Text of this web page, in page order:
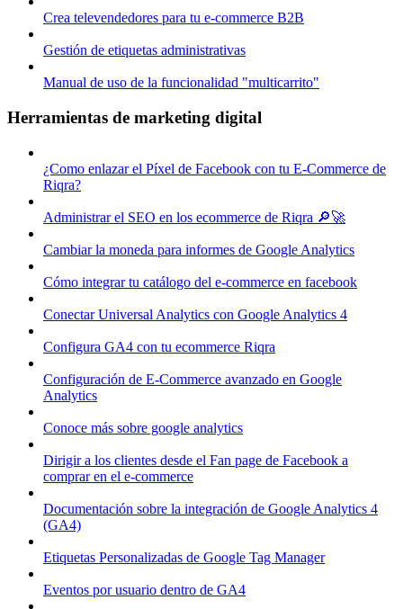
Crea televendedores para tu e-commerce B2B
Gestión de etiquetas administrativas
Manual de uso de la funcionalidad "multicarrito"
Herramientas de marketing digital
¿Como enlazar el Píxel de Facebook con tu E-Commerce de
Riqra?
Administrar el SEO en los ecommerce de Riqra 🔎🚀
Cambiar la moneda para informes de Google Analytics
Cómo integrar tu catálogo del e-commerce en facebook
Conectar Universal Analytics con Google Analytics 4
Configura GA4 con tu ecommerce Riqra
Configuración de E-Commerce avanzado en Google
Analytics
Conoce más sobre google analytics
Dirigir a los clientes desde el Fan page de Facebook a
comprar en el e-commerce
Documentación sobre la integración de Google Analytics 4
(GA4)
Etiquetas Personalizadas de Google Tag Manager
Eventos por usuario dentro de GA4